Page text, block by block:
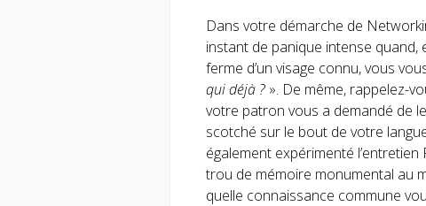
Dans votre démarche de
instant de panique intense quand,
ferme d’un visage connu, vous
qui déjà ? ». De même, rappelez-
votre patron vous a demandé de
scotché sur le bout de votre
également expérimenté
trou de mémoire monumental au
quelle connaissance commune